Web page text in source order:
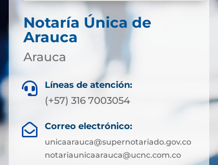
Notaría Única de
Arauca
Arauca
 Líneas de atención:
(+57) 316 7003054
 Correo electrónico:
unicaarauca@supernotariado.gov.co
notariaunicaarauca@ucnc.com.co